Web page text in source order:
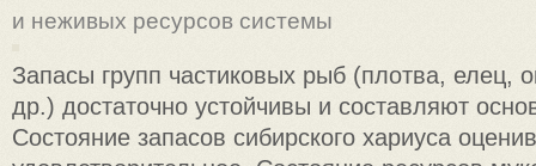
и неживых ресурсов системы
Запасы групп частиковых рыб (плотва, елец,
др.) достаточно устойчивы и составляют
Состояние запасов сибирского хариуса